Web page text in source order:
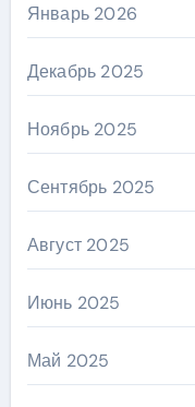
Январь 2026
Декабрь 2025
Ноябрь 2025
Сентябрь 2025
Август 2025
Июнь 2025
Май 2025